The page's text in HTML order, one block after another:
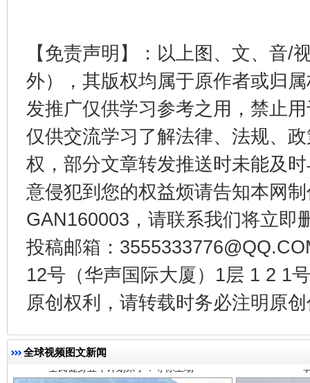
【免责声明】：以上图、文、音/
外），其版权均属于原作者或归
发推广仅供学习参考之用，禁止
仅供交流学习了解法律、法规、
权，部分文章转发推送时未能及
意侵犯到您的权益烦请告知本网
GAN160003，请联系我们将立即
投稿邮箱：
12号（华声国际大厦）1层 1 2 1
原创权利，请转载时务必注明原
全球视频图文新闻
受贿1.44亿！段成刚被判无期 从幼
全民健身五年计划来了！等你上场